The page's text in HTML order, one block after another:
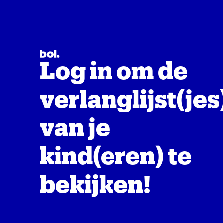
Log in om de
van je
kind(eren) te
bekijken!